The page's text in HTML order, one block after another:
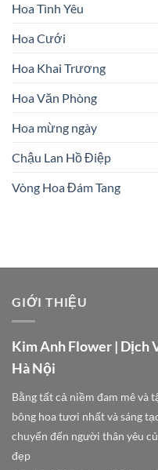
Hoa Tình Yêu
Hoa Cưới
Hoa Khai Trương
Hoa Văn Phòng
Hoa mừng ngày
Chậu Lan Hồ Điệp
Vòng Hoa Đám Tang
GIỚI THIỆU
Kim Anh Flower | Dịch
Hà Nội
Bằng tất cả niềm đam mê và
bông hoa tươi nhất và sáng
chuyển đến người thân yêu
đẹp